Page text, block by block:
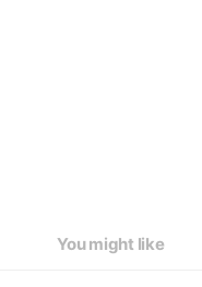
You might like